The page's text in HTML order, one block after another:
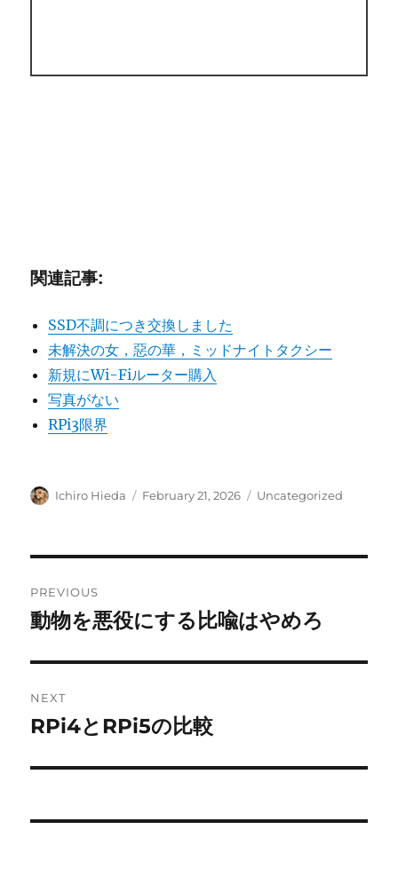
関連記事:
SSD不調につき交換しました
未解決の女，惡の華，ミッドナイトタクシー
新規にWi-Fiルーター購入
写真がない
RPi3限界
Author
Ichiro Hieda
Posted
February 21, 2026 Categories
Uncategorized
navigation
PREVIOUS
Previous
動物を悪役にする比喩はやめろ
NEXT
Next
RPi4とRPi5の比較